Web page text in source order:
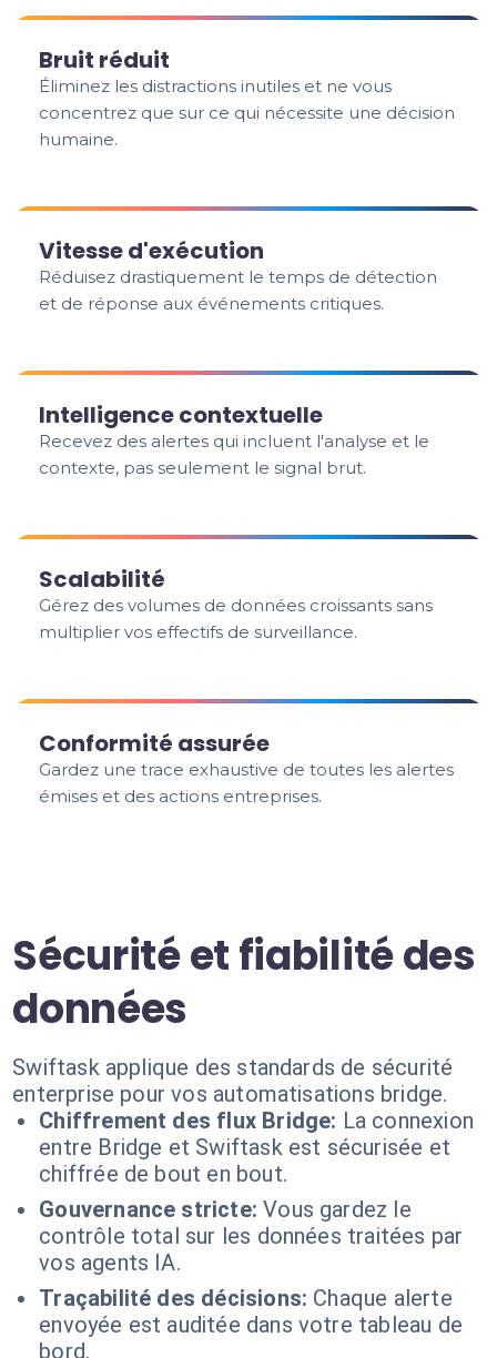
Bruit réduit
Éliminez les distractions inutiles et ne vous
concentrez que sur ce qui nécessite une décision
humaine.
Vitesse d'exécution
Réduisez drastiquement le temps de détection
et de réponse aux événements critiques.
Intelligence contextuelle
Recevez des alertes qui incluent l'analyse et le
contexte, pas seulement le signal brut.
Scalabilité
Gérez des volumes de données croissants sans
multiplier vos effectifs de surveillance.
Conformité assurée
Gardez une trace exhaustive de toutes les alertes
émises et des actions entreprises.
Sécurité et fiabilité des
données
Swiftask applique des standards de sécurité
enterprise pour vos automatisations bridge.
Chiffrement des flux Bridge: La connexion
entre Bridge et Swiftask est sécurisée et
chiffrée de bout en bout.
Gouvernance stricte: Vous gardez le
contrôle total sur les données traitées par
vos agents IA.
Traçabilité des décisions: Chaque alerte
envoyée est auditée dans votre tableau de
bord.